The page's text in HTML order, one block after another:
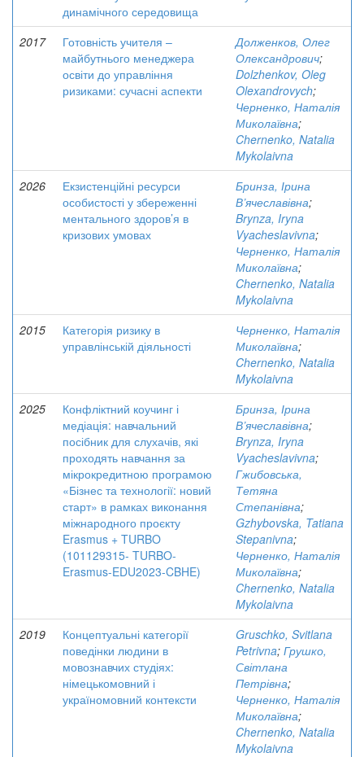
динамічного середовища
2017
Готовність учителя –
майбутнього менеджера
освіти до управління
ризиками: сучасні аспекти
Долженков, Олег
Олександрович;
Dolzhenkov, Oleg
Olexandrovych;
Черненко, Наталія
Миколаївна;
Chernenko, Natalia
Mykolaivna
2026
Екзистенційні ресурси
особистості у збереженні
ментального здоров’я в
кризових умовах
Бринза, Ірина
В’ячеславівна;
Brynza, Iryna
Vyacheslavivna;
Черненко, Наталія
Миколаївна;
Chernenko, Natalia
Mykolaivna
2015
Категорія ризику в
управлінській діяльності
Черненко, Наталія
Миколаївна;
Chernenko, Natalia
Mykolaivna
2025
Конфліктний коучинг і
медіація: навчальний
посібник для слухачів, які
проходять навчання за
мікрокредитною програмою
«Бізнес та технології: новий
старт» в рамках виконання
міжнародного проєкту
Erasmus + TURBO
(101129315- TURBO-
Erasmus-EDU2023-CBHE)
Бринза, Ірина
В’ячеславівна;
Brynza, Iryna
Vyacheslavivna;
Гжибовська,
Тетяна
Степанівна;
Gzhybovska, Tatiana
Stepanivna;
Черненко, Наталія
Миколаївна;
Chernenko, Natalia
Mykolaivna
2019
Концептуальні категорії
поведінки людини в
мовознавчих студіях:
німецькомовний і
україномовний контексти
Gruschko, Svitlana
Petrivna; Грушко,
Світлана
Петрівна;
Черненко, Наталія
Миколаївна;
Chernenko, Natalia
Mykolaivna